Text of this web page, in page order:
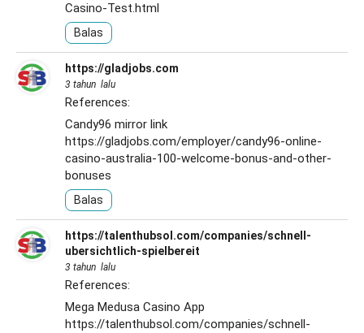
Casino-Test.html
Balas
https://gladjobs.com
3 tahun lalu
References:
Candy96 mirror link
https://gladjobs.com/employer/candy96-online-
casino-australia-100-welcome-bonus-and-other-
bonuses
Balas
https://talenthubsol.com/companies/schnell-
ubersichtlich-spielbereit
3 tahun lalu
References:
Mega Medusa Casino App
https://talenthubsol.com/companies/schnell-